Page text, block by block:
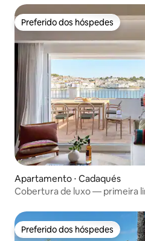
Preferido dos hóspedes
Preferido dos hóspedes
Apartamento ⋅ Cadaqués
Cobertura de luxo — primeira
Preferido dos hóspedes
Preferido dos hóspedes